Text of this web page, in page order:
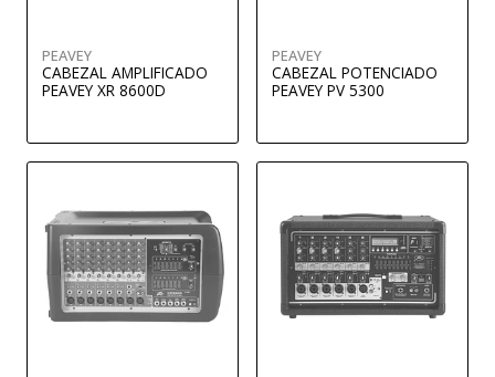
PEAVEY
CABEZAL AMPLIFICADO
PEAVEY XR 8600D
PEAVEY
CABEZAL POTENCIADO
PEAVEY PV 5300